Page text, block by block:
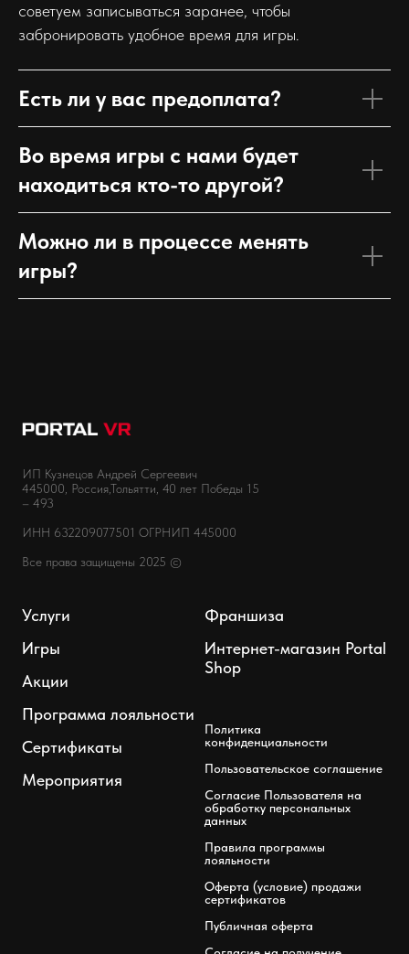
советуем записываться заранее, чтобы
забронировать удобное время для игры.
Есть ли у вас предоплата?
Во время игры с нами будет
находиться кто-то другой?
Можно ли в процессе менять
игры?
ИП Кузнецов Андрей Сергеевич
445000, Россия,Тольятти, 40 лет Победы 15
– 493
ИНН 632209077501 ОГРНИП 445000
Все права защищены 2025 ©
Услуги
Игры
Акции
Программа лояльности
Сертификаты
Мероприятия
Франшиза
Интернет-магазин Portal
Shop
Политика
конфиденциальности
Пользовательское соглашение
Согласие Пользователя на
обработку персональных
данных
Правила программы
лояльности
Оферта (условие) продажи
сертификатов
Публичная оферта